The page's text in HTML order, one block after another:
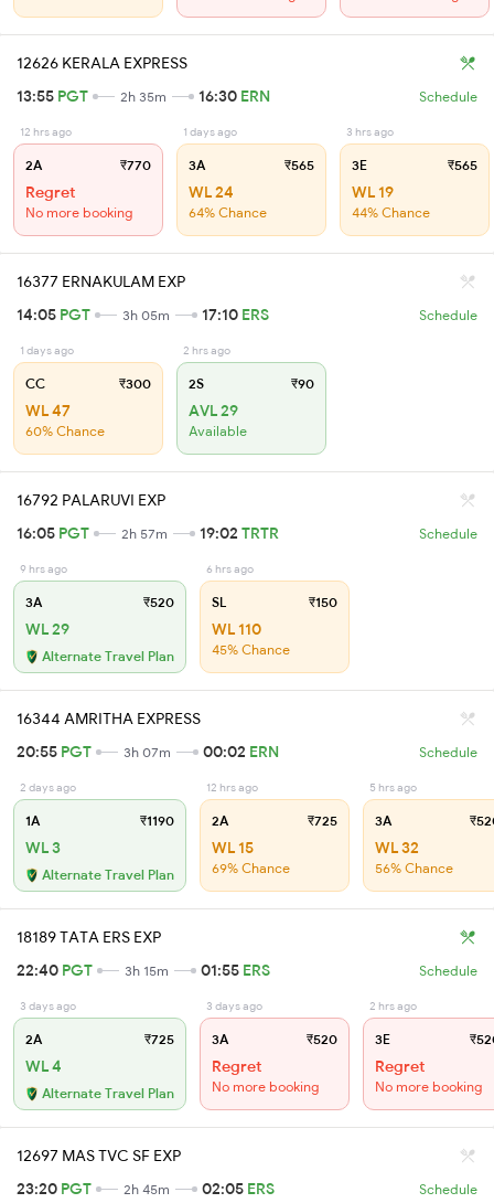
12626 KERALA EXPRESS
13:55 PGT 2h 35m 16:30 ERN Schedule
12 hrs ago
2A ₹770
Regret
No more booking
1 days ago
3A ₹565
WL 24
64% Chance
3 hrs ago
3E ₹565
WL 19
44% Chance
16377 ERNAKULAM EXP
14:05 PGT 3h 05m 17:10 ERS Schedule
1 days ago
CC ₹300
WL 47
60% Chance
2 hrs ago
2S ₹90
AVL 29
Available
16792 PALARUVI EXP
16:05 PGT 2h 57m 19:02 TRTR Schedule
9 hrs ago
3A ₹520
WL 29
Alternate Travel Plan
6 hrs ago
SL ₹150
WL 110
45% Chance
16344 AMRITHA EXPRESS
20:55 PGT 3h 07m 00:02 ERN Schedule
2 days ago
1A ₹1190
WL 3
Alternate Travel Plan
12 hrs ago
2A ₹725
WL 15
69% Chance
5 hrs ago
3A
WL 32
56% Chance
18189 TATA ERS EXP
22:40 PGT 3h 15m 01:55 ERS Schedule
3 days ago
2A ₹725
WL 4
Alternate Travel Plan
3 days ago
3A ₹520
Regret
No more booking
2 hrs ago
3E
Regret
No more booking
12697 MAS TVC SF EXP
23:20 PGT 2h 45m 02:05 ERS Schedule